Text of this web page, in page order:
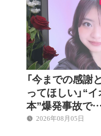
「今までの感謝
ってほしい」“
本”爆発事故で
2026年08月05日